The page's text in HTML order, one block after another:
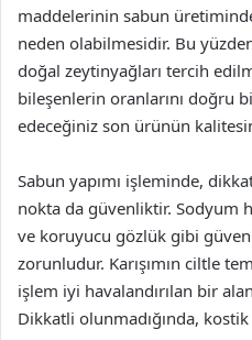
maddelerinin sabun
neden olabilmesidir. Bu
doğal zeytinyağları tercih
bileşenlerin oranlarını doğru
edeceğiniz son ürünün
Sabun yapımı işleminde,
nokta da güvenliktir. Sodyum
ve koruyucu gözlük gibi
zorunludur. Karışımın ciltle
işlem iyi havalandırılan bir
Dikkatli olunmadığında,